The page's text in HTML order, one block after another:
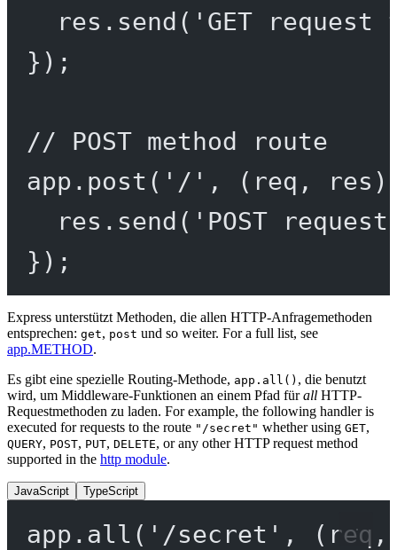
res. send ( 'GET request
});
// POST method route
app. post ( '/' , ( req , res
res. send ( 'POST
});
Express unterstützt Methoden, die allen HTTP-Anfragemethoden
entsprechen: get, post und so weiter. For a full list, see
app.METHOD.
Es gibt eine spezielle Routing-Methode, app.all() , die benutzt
wird, um Middleware-Funktionen an einem Pfad fürall HTTP-
Requestmethoden zu laden. For example, the following handler is
executed for requests to the route "/secret" whether using GET,
QUERY, POST, PUT, DELETE, or any other HTTP request method
supported in the http module.
JavaScript TypeScript
app. all ( '/secret' , ( req